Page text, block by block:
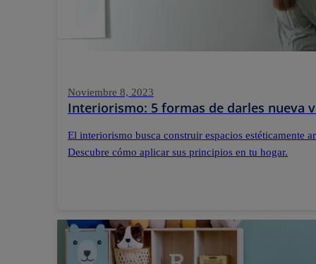
Noviembre 8, 2023
Interiorismo: 5 formas de darles nueva
El interiorismo busca construir espacios estéticamente
Descubre cómo aplicar sus principios en tu hogar.